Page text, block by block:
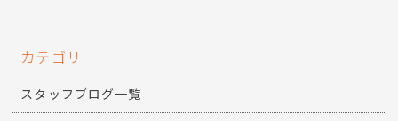
カテゴリー
スタッフブログ一覧